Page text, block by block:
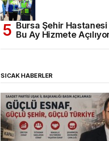
Bursa Şehir Hastanesi
Bu Ay Hizmete
SICAK HABERLER